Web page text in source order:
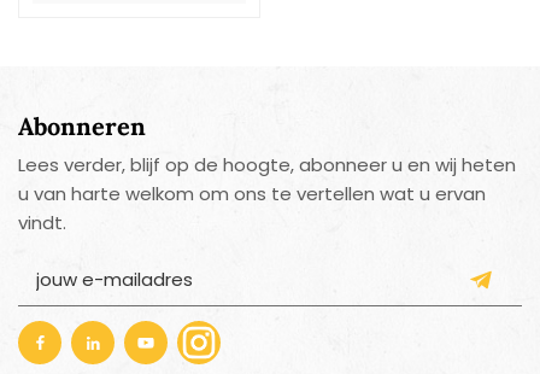
Abonneren
Lees verder, blijf op de hoogte, abonneer u en wij heten
u van harte welkom om ons te vertellen wat u ervan
vindt.